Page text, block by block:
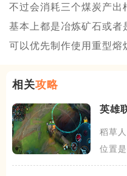
不过会消耗三个煤炭产出
基本上都是冶炼矿石或者
可以优先制作使用重型熔
相关攻略
英雄
稻草
位置